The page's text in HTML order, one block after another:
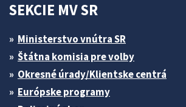
SEKCIE MV SR
Ministerstvo vnútra SR
Štátna komisia pre volby
Okresné úrady/Klientske centrá
Európske programy